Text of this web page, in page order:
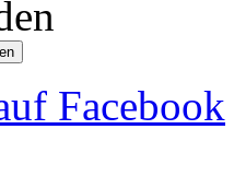
Facebook